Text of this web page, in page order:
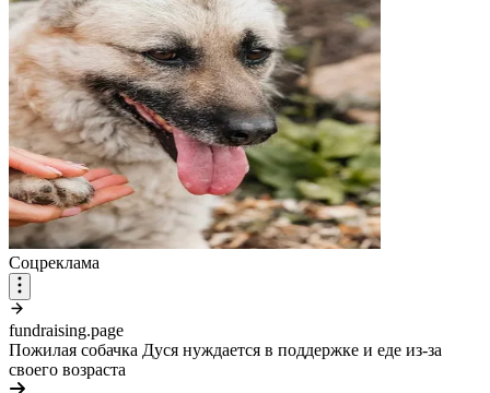
Соцреклама
fundraising.page
Пожилая собачка Дуся нуждается в поддержке и еде из-за
своего возраста